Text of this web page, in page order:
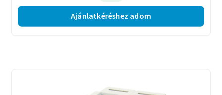
Ajánlatkéréshez adom